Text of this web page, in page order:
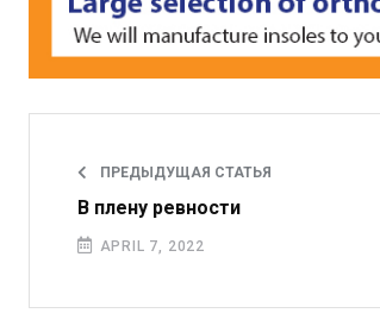
ПРЕДЫДУЩАЯ СТАТЬЯ
В плену ревности
APRIL 7, 2022